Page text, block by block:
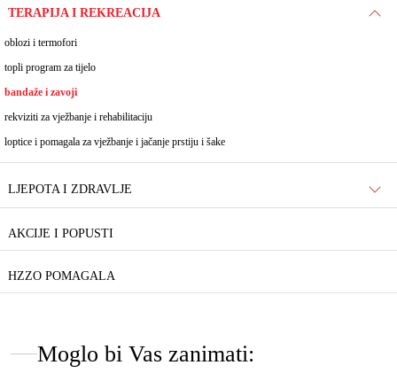
TERAPIJA I REKREACIJA
oblozi i termofori
topli program za tijelo
bandaže i zavoji
rekviziti za vježbanje i rehabilitaciju
loptice i pomagala za vježbanje i jačanje prstiju i šake
LJEPOTA I ZDRAVLJE
AKCIJE I POPUSTI
HZZO POMAGALA
Moglo bi Vas zanimati: